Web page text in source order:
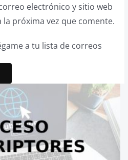
electrónico y sitio web
próxima vez que comente.
a tu lista de correos